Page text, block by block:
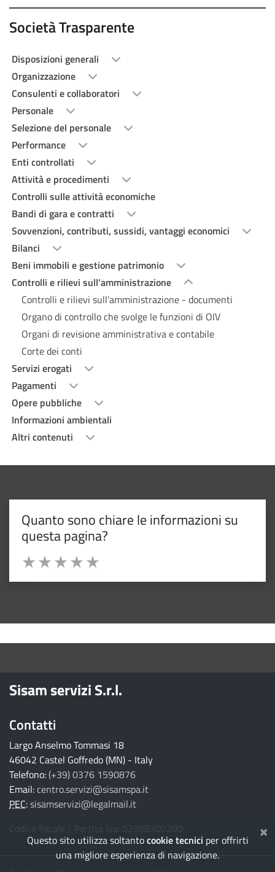
Questo sito utilizza soltantocookie tecnici per offrirti
una migliore esperienza di navigazione.
×
Società Trasparente
Disposizioni generali
Organizzazione
Consulenti e collaboratori
Personale
Selezione del personale
Performance
Enti controllati
Attività e procedimenti
Controlli sulle attività economiche
Bandi di gara e contratti
Sovvenzioni, contributi, sussidi, vantaggi economici
Bilanci
Beni immobili e gestione patrimonio
Controlli e rilievi sull’amministrazione
Controlli e rilievi sull’amministrazione - documenti
Organo di controllo che svolge le funzioni di OIV
Organi di revisione amministrativa e contabile
Corte dei conti
Servizi erogati
Pagamenti
Opere pubbliche
Informazioni ambientali
Altri contenuti
Quanto sono chiare le informazioni su
questa pagina?
Valuta da 1 a 5 stelle la pagina
Sisam servizi S.r.l.
Contatti
Largo Anselmo Tommasi 18
46042 Castel Goffredo (MN) - Italy
Telefono:(+39) 0376 1590876
Email:centro.servizi@sisamspa.it
PEC:sisamservizi@legalmail.it